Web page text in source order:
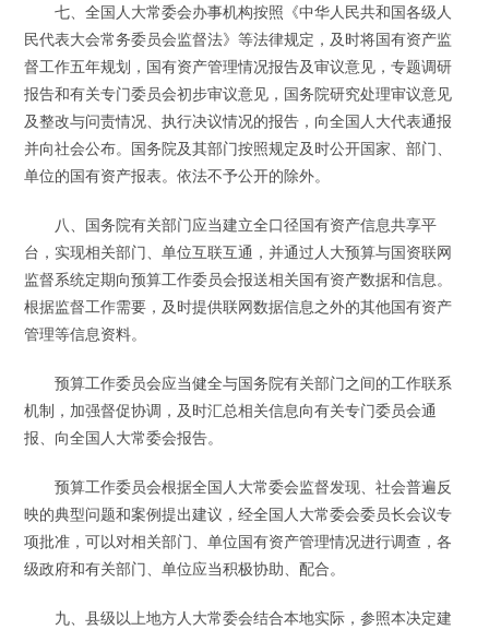
七、全国人大常委会办事机构按照《中华人民共和国各级人
民代表大会常务委员会监督法》等法律规定，及时将国有资产监
督工作五年规划，国有资产管理情况报告及审议意见，专题调研
报告和有关专门委员会初步审议意见，国务院研究处理审议意见
及整改与问责情况、执行决议情况的报告，向全国人大代表通报
并向社会公布。国务院及其部门按照规定及时公开国家、部门、
单位的国有资产报表。依法不予公开的除外。
八、国务院有关部门应当建立全口径国有资产信息共享平
台，实现相关部门、单位互联互通，并通过人大预算与国资联网
监督系统定期向预算工作委员会报送相关国有资产数据和信息。
根据监督工作需要，及时提供联网数据信息之外的其他国有资产
管理等信息资料。
预算工作委员会应当健全与国务院有关部门之间的工作联系
机制，加强督促协调，及时汇总相关信息向有关专门委员会通
报、向全国人大常委会报告。
预算工作委员会根据全国人大常委会监督发现、社会普遍反
映的典型问题和案例提出建议，经全国人大常委会委员长会议专
项批准，可以对相关部门、单位国有资产管理情况进行调查，各
级政府和有关部门、单位应当积极协助、配合。
九、县级以上地方人大常委会结合本地实际，参照本决定建